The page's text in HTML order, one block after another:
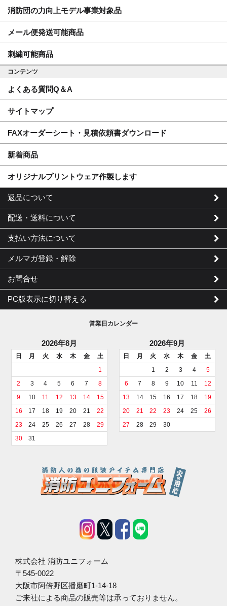
消防団の力向上モデル事業対象品
メール便発送可能商品
刺繍可能商品
コンテンツ
よくある質問Q＆A
サイトマップ
FAXオーダーシート・見積依頼書ダウンロード
新着商品
オリジナルプリントウェア作製します
返品について
配送・送料について
支払い方法について
メルマガ登録・解除
お問合せ
PC版表示に切り替える
営業日カレンダー
2026年8月
日 月 火 水 木 金
土
1
2
3 4 5 6 7
8
9
10 11 12 13 14
15
16
17 18 19 20 21
22
23
24 25 26 27 28
29
30
31
2026年9月
日 月 火 水 木 金
土
1
2 3 4
5
6
7 8 9 10 11
12
13
14 15 16 17 18
19
20
21 22 23 24 25
26
27
28 29 30
株式会社 消防ユニフォーム
〒545-0022
大阪市阿倍野区播磨町1-14-18
ご来社による商品の販売等は承っておりません。